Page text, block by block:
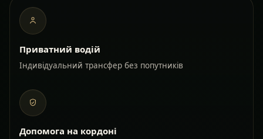
Приватний водій
Індивідуальний трансфер без попутників
Допомога на кордоні